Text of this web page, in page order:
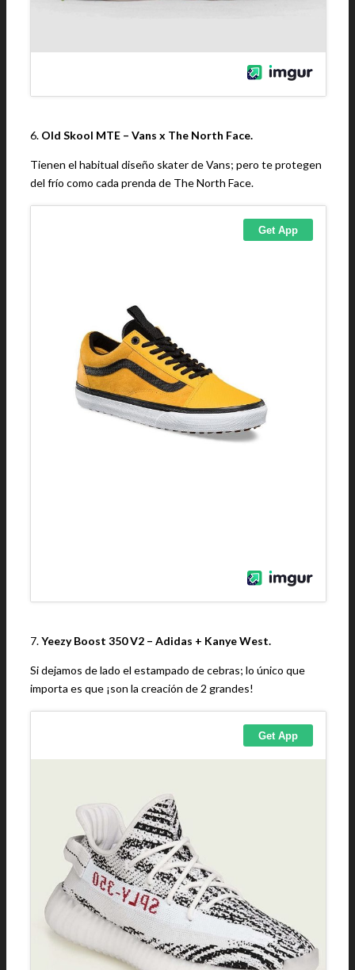
6. Old Skool MTE – Vans x The North Face.
Tienen el habitual diseño skater de Vans; pero te protegen
del frío como cada prenda de The North Face.
7.Yeezy Boost 350 V2 – Adidas + Kanye West.
Si dejamos de lado el estampado de cebras; lo único que
importa es que ¡son la creación de 2 grandes!